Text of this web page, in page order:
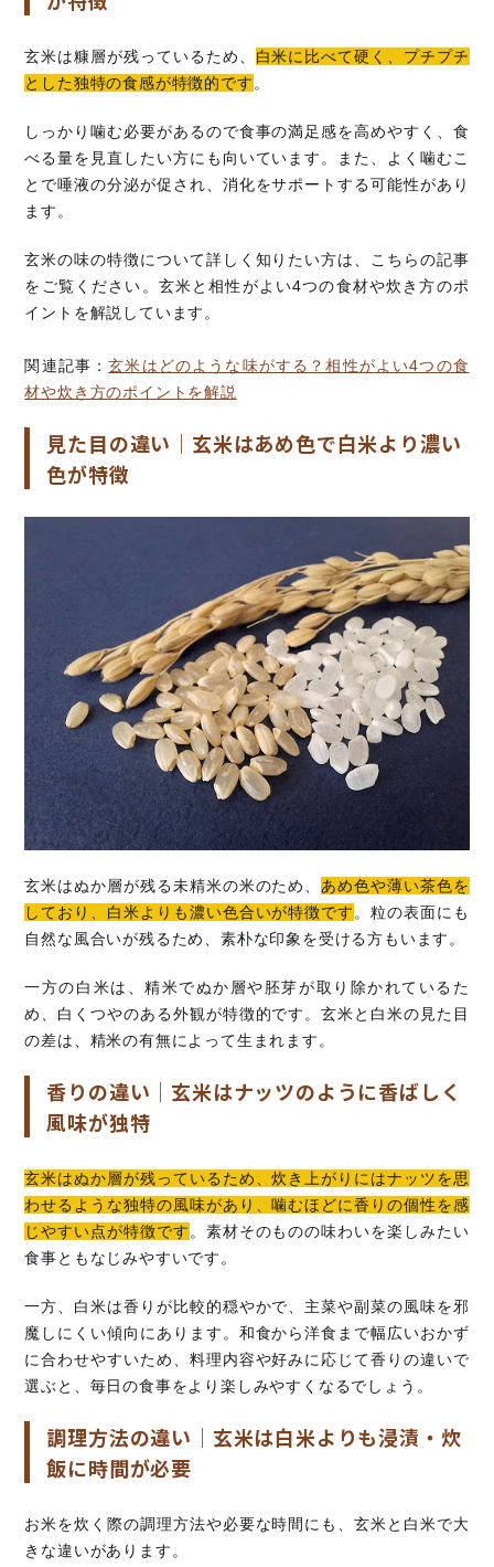
玄米は糠層が残っているため、 白米に比べて硬く、プチプチ
とした独特の食感が特徴的です 。
しっかり噛む必要があるので食事の満足感を高めやすく、食
べる量を見直したい方にも向いています。また、よく噛むこ
とで唾液の分泌が促され、消化をサポートする可能性があり
ます。
玄米の味の特徴について詳しく知りたい方は、こちらの記事
をご覧ください。玄米と相性がよい4つの食材や炊き方のポ
イントを解説しています。
関連記事：玄米はどのような味がする？相性がよい4つの食
材や炊き方のポイントを解説
見た目の違い｜玄米はあめ色で白米より濃い
色が特徴
玄米はぬか層が残る未精米の米のため、あめ色や薄い茶色を
しており、白米よりも濃い色合いが特徴です。粒の表面にも
自然な風合いが残るため、素朴な印象を受ける方もいます。
一方の白米は、精米でぬか層や胚芽が取り除かれているた
め、白くつやのある外観が特徴的です。玄米と白米の見た目
の差は、精米の有無によって生まれます。
香りの違い｜玄米はナッツのように香ばしく
風味が独特
玄米はぬか層が残っているため、炊き上がりにはナッツを思
わせるような独特の風味があり、噛むほどに香りの個性を感
じやすい点が特徴です。素材そのものの味わいを楽しみたい
食事ともなじみやすいです。
一方、白米は香りが比較的穏やかで、主菜や副菜の風味を邪
魔しにくい傾向にあります。和食から洋食まで幅広いおかず
に合わせやすいため、料理内容や好みに応じて香りの違いで
選ぶと、毎日の食事をより楽しみやすくなるでしょう。
調理方法の違い｜玄米は白米よりも浸漬・炊
飯に時間が必要
お米を炊く際の調理方法や必要な時間にも、玄米と白米で大
きな違いがあります。